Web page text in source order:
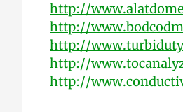
http://
http://
http://
http://
http://